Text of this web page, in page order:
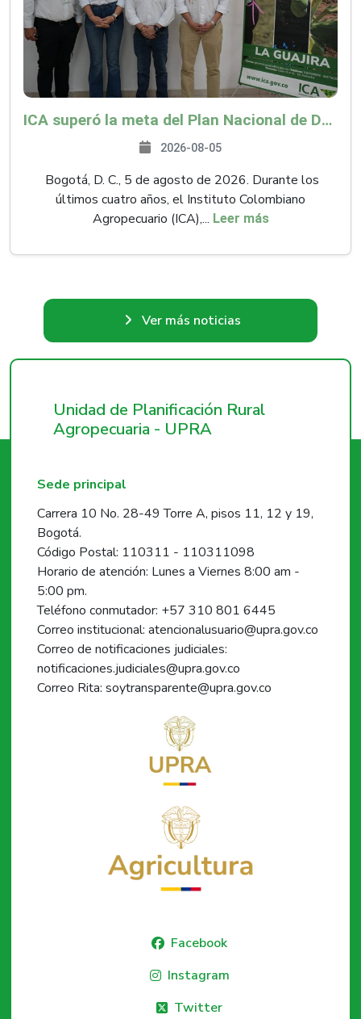
ICA superó la meta del Plan Nacional de Desarrollo y abrió 61 mercados internacionales
2026-08-05
Bogotá, D. C., 5 de agosto de 2026. Durante los
últimos cuatro años, el Instituto Colombiano
Agropecuario (ICA),... Leer más
Ver más noticias
Unidad de Planificación Rural
Agropecuaria - UPRA
Sede principal
Carrera 10 No. 28-49 Torre A, pisos 11, 12 y 19,
Bogotá.
Código Postal: 110311 - 110311098
Horario de atención: Lunes a Viernes 8:00 am -
5:00 pm.
Teléfono conmutador: +57 310 801 6445
Correo institucional: atencionalusuario@upra.gov.co
Correo de notificaciones judiciales:
notificaciones.judiciales@upra.gov.co
Correo Rita: soytransparente@upra.gov.co
Facebook
Instagram
Twitter